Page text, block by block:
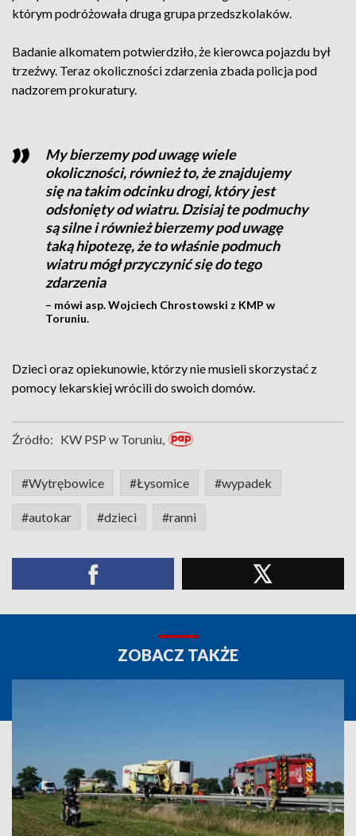
którym podróżowała druga grupa przedszkolaków.
Badanie alkomatem potwierdziło, że kierowca pojazdu był
trzeźwy. Teraz okoliczności zdarzenia zbada policja pod
nadzorem prokuratury.
My bierzemy pod uwagę wiele
okoliczności, również to, że znajdujemy
się na takim odcinku drogi, który jest
odsłonięty od wiatru. Dzisiaj te podmuchy
są silne i również bierzemy pod uwagę
taką hipotezę, że to właśnie podmuch
wiatru mógł przyczynić się do tego
zdarzenia
– mówi asp. Wojciech Chrostowski z KMP w
Toruniu.
Dzieci oraz opiekunowie, którzy nie musieli skorzystać z
pomocy lekarskiej wrócili do swoich domów.
Źródło: KW PSP w Toruniu,
#Wytrębowice #Łysomice #wypadek
#autokar #dzieci #ranni
ZOBACZ TAKŻE